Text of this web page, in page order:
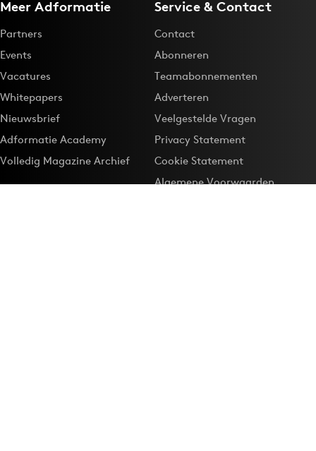
Meer Adformatie
Partners
Events
Vacatures
Whitepapers
Nieuwsbrief
Adformatie Academy
Volledig Magazine Archief
Service & Contact
Contact
Abonneren
Teamabonnementen
Adverteren
Veelgestelde Vragen
Privacy Statement
Cookie Statement
Algemene Voorwaarden